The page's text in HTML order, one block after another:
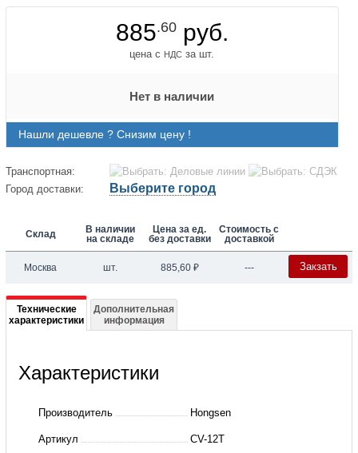
885.60 руб.
цена с НДС за шт.
Нет в наличии
Нашли дешевле ? Снизим цену !
Транспортная:
Город доставки:
Выберите город
Склад
В наличии
на складе
Цена за ед.
без доставки
Стоимость с
доставкой
Москва шт. 885,60 ₽ --- Закзать
Подробная
информация
Обратный
Технические
характеристики
Дополнительная
информация
Характеристики
Производитель Hongsen
Артикул CV-12T